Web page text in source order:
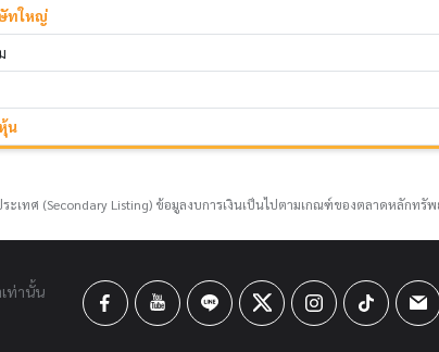
ทใหญ่
น
เทศ (Secondary Listing) ข้อมูลงบการเงินเป็นไปตามเกณฑ์ของตลาดหลักทรัพ
ท่านั้น